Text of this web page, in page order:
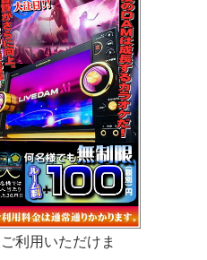
利用いただけま